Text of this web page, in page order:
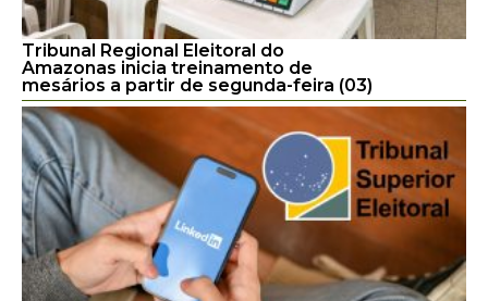
Tribunal Regional Eleitoral do
Amazonas inicia treinamento de
mesários a partir de segunda-feira (03)